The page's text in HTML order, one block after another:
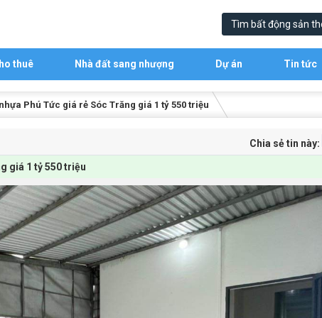
thuê Nhà đất sang nhượng Dự án Tin tức
Phú Tức giá rẻ Sóc Trăng giá 1 tỷ 550 triệu
Chia sẻ tin này:
giá 1 tỷ 550 triệu